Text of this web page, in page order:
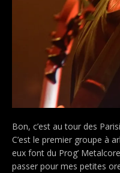
Bon, c’est au tour des
C’est le premier groupe à
eux font du Prog’
passer pour mes petites